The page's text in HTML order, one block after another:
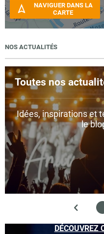
NAVIGUER DANS LA
CARTE
NOS ACTUALITÉS
Toutes nos
Idées, inspirations et
le
DÉCOUVREZ